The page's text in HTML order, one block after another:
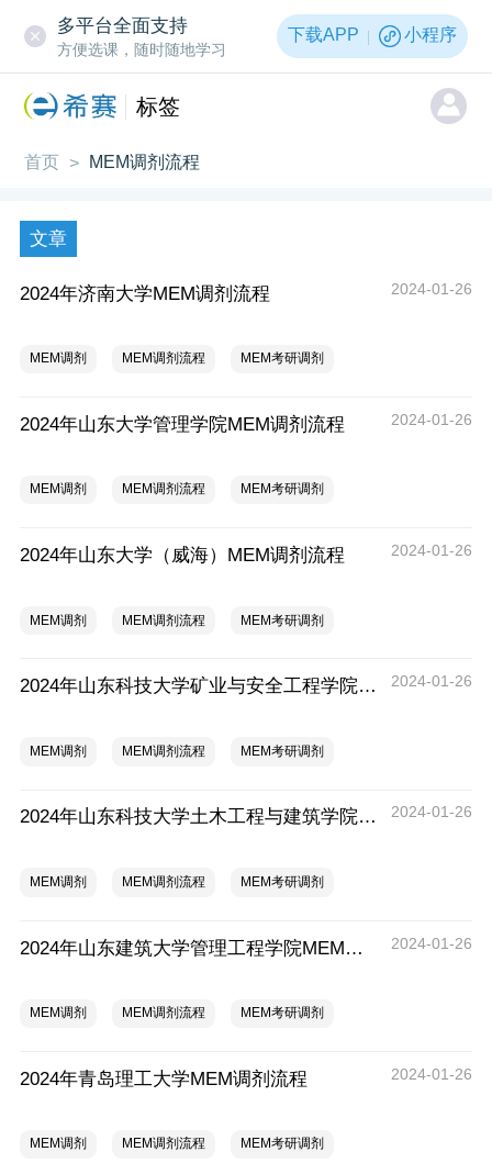
多平台全面支持
方便选课，随时随地学习
下载APP 小程序
标签
首页 > MEM调剂流程
文章
2024年济南大学MEM调剂流程 2024-01-26
MEM调剂 MEM调剂流程 MEM考研调剂
2024年山东大学管理学院MEM调剂流程 2024-01-26
MEM调剂 MEM调剂流程 MEM考研调剂
2024年山东大学（威海）MEM调剂流程 2024-01-26
MEM调剂 MEM调剂流程 MEM考研调剂
2024年山东科技大学矿业与安全工程学院MEM调剂流程 2024-01-26
MEM调剂 MEM调剂流程 MEM考研调剂
2024年山东科技大学土木工程与建筑学院MEM调剂流程 2024-01-26
MEM调剂 MEM调剂流程 MEM考研调剂
2024年山东建筑大学管理工程学院MEM调剂流程 2024-01-26
MEM调剂 MEM调剂流程 MEM考研调剂
2024年青岛理工大学MEM调剂流程 2024-01-26
MEM调剂 MEM调剂流程 MEM考研调剂